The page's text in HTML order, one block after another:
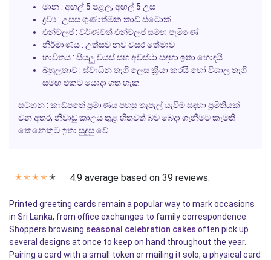
මාන : අඟල් 5 පළල, අඟල් 5 උස
ද්‍රව්‍ය : උසස් ගුණාත්මක කාඩ් ස්ටොක්
එන්වලප් : වර්ණවත් එන්වලප් සමඟ පැමිණේ
නිර්මාණය : උත්සව නව වසර තේමාව
භාවිතය : සියලු වයස් සහ අවස්ථා සඳහා ඉතා හොඳයි
බහුලතාව : ස්වාධීන තෑගි ලෙස ක්‍රියා කරයි හෝ විශාල තෑගි
සමඟ එකට යොදා ගත හැක
සටහන : කාඩ්පතේ ප්‍රමාණය පහසු තැපැල් යැවීම සඳහා ප්‍රමිතියක්
වන අතර, නිවාඩු කාලය තුළ හිතවත් බව බෙදා ගැනීමට කැමති
කෙනෙකුට ඉතා සුදුසු වේ.
✭ ✭ ✭ ✭ ✭ 4.9 average based on 39 reviews.
Printed greeting cards remain a popular way to mark occasions
in Sri Lanka, from office exchanges to family correspondence.
Shoppers browsing seasonal celebration cakes often pick up
several designs at once to keep on hand throughout the year.
Pairing a card with a small token or mailing it solo, a physical card